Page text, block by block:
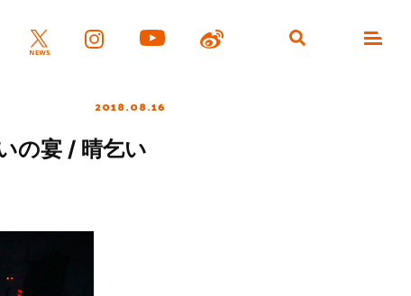
2018.08.16
の宴 / 晴乞い